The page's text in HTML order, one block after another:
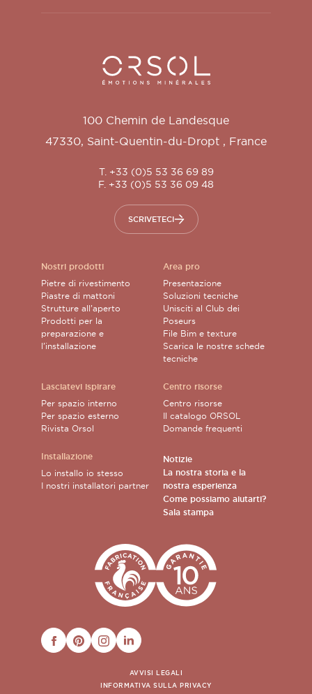
Orsol S.A.
100 Chemin de Landesque
47330, Saint-Quentin-du-Dropt , France
T. +33 (0)5 53 36 69 89
F. +33 (0)5 53 36 09 48
SCRIVETECI
Nostri prodotti
Pietre di rivestimento
Piastre di mattoni
Strutture all’aperto
Prodotti per la
preparazione e
l’installazione
Lasciatevi ispirare
Per spazio interno
Per spazio esterno
Rivista Orsol
Installazione
Lo installo io stesso
I nostri installatori partner
Area pro
Presentazione
Soluzioni tecniche
Unisciti al Club dei
Poseurs
File Bim e texture
Scarica le nostre schede
tecniche
Centro risorse
Centro risorse
Il catalogo ORSOL
Domande frequenti
Notizie
La nostra storia e la
nostra esperienza
Come possiamo aiutarti?
Sala stampa
FACEBOOKPINTERESTINSTAGRAM
LINKEDIN
AVVISI LEGALI
INFORMATIVA SULLA PRIVACY